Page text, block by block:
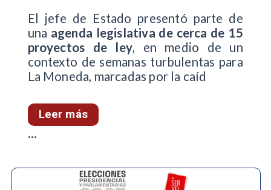
El jefe de Estado presentó parte de
una agenda legislativa de cerca de 15
proyectos de ley, en medio de un
contexto de semanas turbulentas para
La Moneda, marcadas por la caíd
Leer más
...